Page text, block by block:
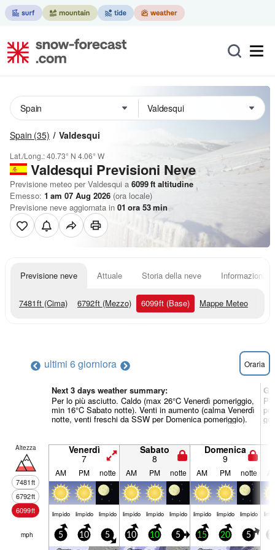
Spain (35) Valdesqui
Lat./Long.:40.73° N 4.06° W
Valdesqui Previsioni Neve
Previsione meteo per Valdesqui a 6099ft altitudine
Emesso: 1 am 07 Aug 2026 (ora locale)
Previsione neve aggiornata in 01 ora 53min
Previsione neve Attuale Storia della neve Informazioni
7481ft (Cima) 6792ft (Mezzo) 6099ft (Base) Mappe Meteo
ultimi 6 giorniora Oraria
Next 3 days weather summary:
Per lo più asciutto. Caldo (max 26°C Venerdì pomeriggio,
min 16°C Sabato notte). Venti in aumento (calma Venerdì
notte, venti freschi da SSW per Domenica pomeriggio).
Altezza
7481ft
6792ft
6099ft
Venerdì
7
Sabato
8
Domenica
9
AM PM notte AM PM notte AM PM notte
limp­ido limp­ido limp­ido limp­ido limp­ido limp­ido limp­ido limp­ido limp­ido
mph 5 10 5 10 10 5 15 20 5